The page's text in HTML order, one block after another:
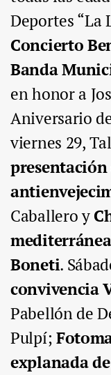
Deportes “La
Concierto
Banda
en honor a
Aniversario
viernes 29,
Caballero y
Boneti.
convivencia
Pabellón de
Pulpí;
explanada